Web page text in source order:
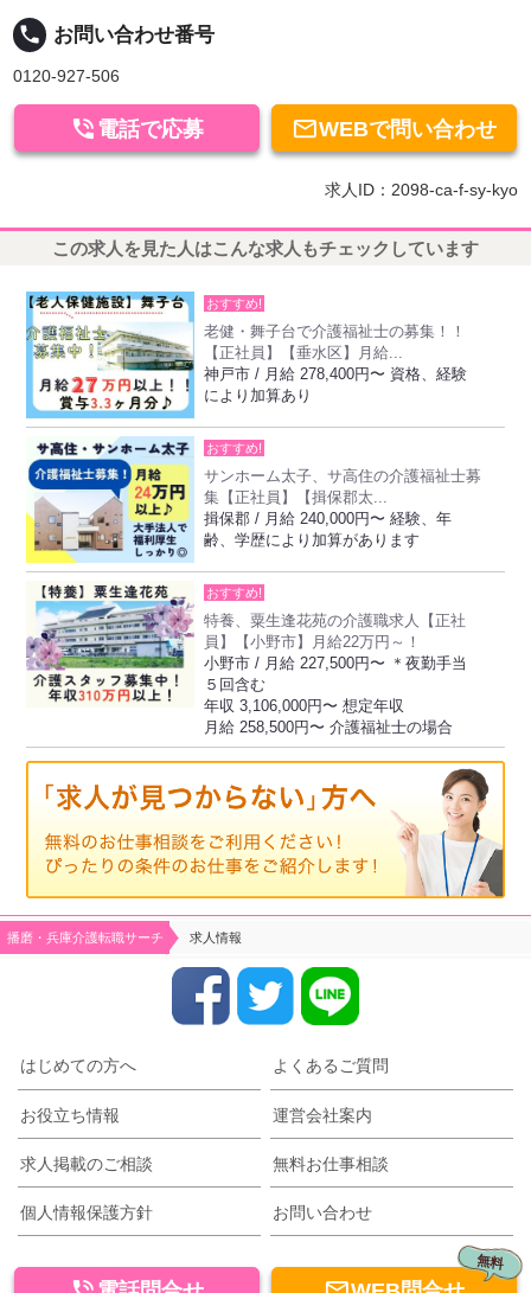
local_phone お問い合わせ番号
0120-927-506
WEBで問い合わせ
 電話で応募
求人ID：2098-ca-f-sy-kyo
この求人を見た人はこんな求人もチェックしています
おすすめ!
老健・舞子台で介護福祉士の募集！！
【正社員】【垂水区】月給...
神戸市 / 月給 278,400円〜 資格、経験
により加算あり
おすすめ!
サンホーム太子、サ高住の介護福祉士募
集【正社員】【揖保郡太...
揖保郡 / 月給 240,000円〜 経験、年
齢、学歴により加算があります
おすすめ!
特養、粟生逢花苑の介護職求人【正社
員】【小野市】月給22万円～！
小野市 / 月給 227,500円〜 ＊夜勤手当
５回含む
年収 3,106,000円〜 想定年収
月給 258,500円〜 介護福祉士の場合
播磨・兵庫介護転職サーチ 求人情報
はじめての方へ よくあるご質問
お役立ち情報 運営会社案内
求人掲載のご相談 無料お仕事相談
個人情報保護方針 お問い合わせ
無料